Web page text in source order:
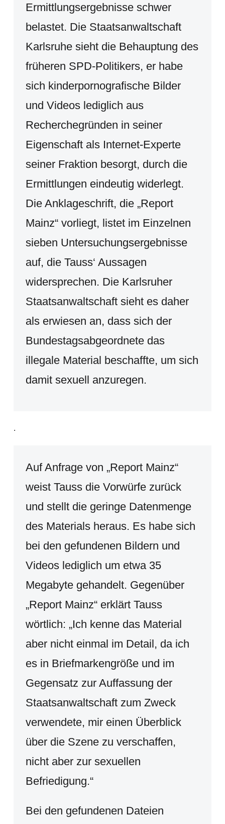
Ermittlungsergebnisse schwer
belastet. Die Staatsanwaltschaft
Karlsruhe sieht die Behauptung des
früheren SPD-Politikers, er habe
sich kinderpornografische Bilder
und Videos lediglich aus
Recherchegründen in seiner
Eigenschaft als Internet-Experte
seiner Fraktion besorgt, durch die
Ermittlungen eindeutig widerlegt.
Die Anklageschrift, die „Report
Mainz“ vorliegt, listet im Einzelnen
sieben Untersuchungsergebnisse
auf, die Tauss‘ Aussagen
widersprechen. Die Karlsruher
Staatsanwaltschaft sieht es daher
als erwiesen an, dass sich der
Bundestagsabgeordnete das
illegale Material beschaffte, um sich
damit sexuell anzuregen.
.
Auf Anfrage von „Report Mainz“
weist Tauss die Vorwürfe zurück
und stellt die geringe Datenmenge
des Materials heraus. Es habe sich
bei den gefundenen Bildern und
Videos lediglich um etwa 35
Megabyte gehandelt. Gegenüber
„Report Mainz“ erklärt Tauss
wörtlich: „Ich kenne das Material
aber nicht einmal im Detail, da ich
es in Briefmarkengröße und im
Gegensatz zur Auffassung der
Staatsanwaltschaft zum Zweck
verwendete, mir einen Überblick
über die Szene zu verschaffen,
nicht aber zur sexuellen
Befriedigung.“
Bei den gefundenen Dateien